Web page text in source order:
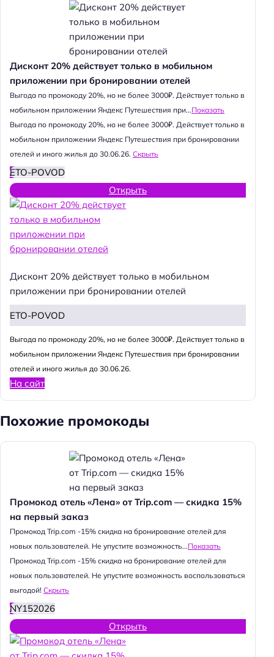
Дисконт 20% действует только в мобильном
приложении при бронировании отелей
Выгода по промокоду 20%, но не более 3000₽. Действует только в
мобильном приложении Яндекс Путешествия при...Показать
Выгода по промокоду 20%, но не более 3000₽. Действует только в
мобильном приложении Яндекс Путешествия при бронировании
отелей и иного жилья до 30.06.26. Скрыть
ETO-POVOD
Открыть
Дисконт 20% действует только в мобильном
приложении при бронировании отелей
ETO-POVOD
Выгода по промокоду 20%, но не более 3000₽. Действует только в
мобильном приложении Яндекс Путешествия при бронировании
отелей и иного жилья до 30.06.26.
На сайт
Похожие промокоды
Промокод отель «Лена» от Trip.com — скидка 15%
на первый заказ
Промокод Trip.com -15% скидка на бронирование отелей для
новых пользователей. Не упустите возможность...Показать
Промокод Trip.com -15% скидка на бронирование отелей для
новых пользователей. Не упустите возможность воспользоваться
выгодой! Скрыть
NY152026
Открыть